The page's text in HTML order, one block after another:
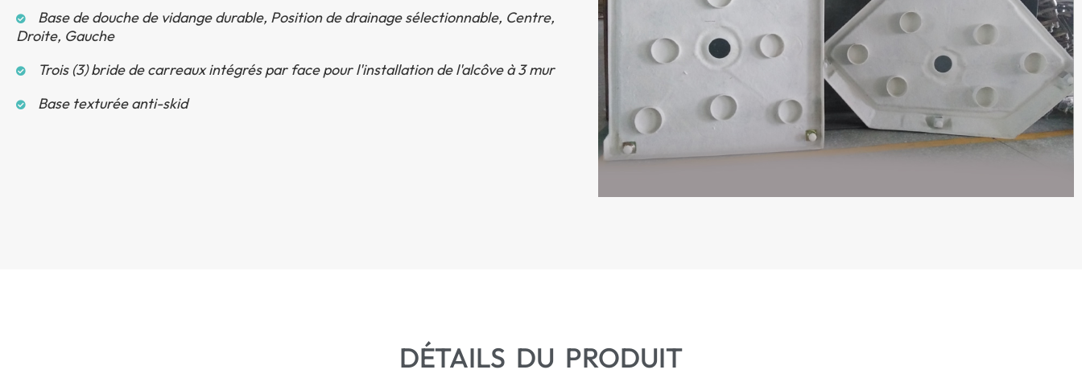
Base de douche de vidange durable, Position de drainage sélectionnable, Centre,
Droite, Gauche
Trois (3) bride de carreaux intégrés par face pour l'installation de l'alcôve à 3 mur
Base texturée anti-skid
DÉTAILS DU PRODUIT